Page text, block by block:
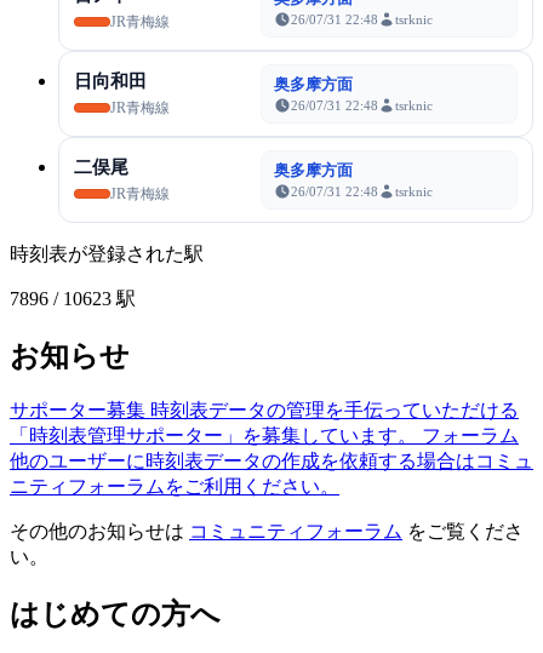
JR青梅線 26/07/31 22:48 tsrknic
日向和田
JR青梅線
奥多摩方面
26/07/31 22:48 tsrknic
二俣尾
JR青梅線
奥多摩方面
26/07/31 22:48 tsrknic
時刻表が登録された駅
7896 / 10623 駅
お知らせ
サポーター募集 時刻表データの管理を手伝っていただける
「時刻表管理サポーター」を募集しています。
フォーラム
他のユーザーに時刻表データの作成を依頼する場合はコミュ
ニティフォーラムをご利用ください。
その他のお知らせは コミュニティフォーラム をご覧くださ
い。
はじめての方へ